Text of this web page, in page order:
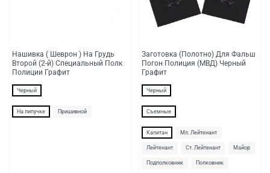
Нашивка ( Шеврон ) На Грудь
Второй (2-й) Специальный Полк
Полиции Графит
Черный
На липучке Пришивной
Заготовка (Полотно) Для Фальш
Погон Полиция (МВД) Черный
Графит
Черный
Съемные
Капитан Мл. Лейтенант
Лейтенант Ст. Лейтенант Майор
Подполковник Полковник